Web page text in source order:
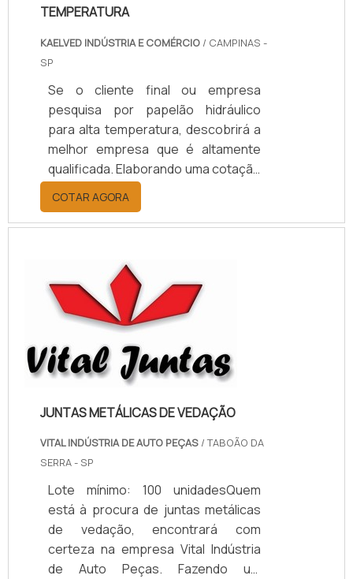
TEMPERATURA
KAELVED INDÚSTRIA E COMÉRCIO / CAMPINAS -
SP
Se o cliente final ou empresa
pesquisa por papelão hidráulico
para alta temperatura, descobrirá a
melhor empresa que é altamente
qualificada. Elaborando uma cotação
por meio da plataforma e
descobrindo a melhor referência do
mercado.MAIS INFORMAÇÕES
HIDRÁULICO PARA ALTA
TEMPERATURASe alguém pesquisar
papelão hidráulico para alta
temperatura encontra na internet a
kaelved. Uma empresa com alto
know-how em laudos ...
COTAR AGORA
JUNTAS METÁLICAS DE VEDAÇÃO
VITAL INDÚSTRIA DE AUTO PEÇAS / TABOÃO DA
SERRA - SP
Lote mínimo: 100 unidadesQuem
está à procura de juntas metálicas
de vedação, encontrará com
certeza na empresa Vital Indústria
de Auto Peças. Fazendo um